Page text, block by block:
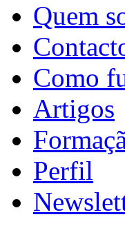
Quem
Como
Artigos
Perfil